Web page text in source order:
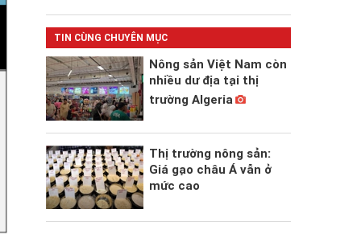
TIN CÙNG CHUYÊN MỤC
Nông sản Việt Nam còn
nhiều dư địa tại thị
trường Algeria
Thị trường nông sản:
Giá gạo châu Á vẫn ở
mức cao